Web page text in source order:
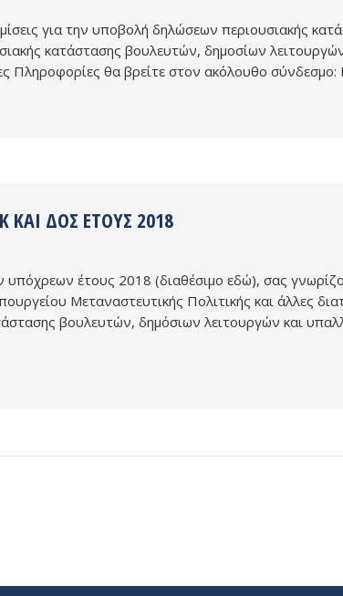
για την υποβολή δηλώσεων περιουσιακής
κατάστασης βουλευτών, δημοσίων
Πληροφορίες θα βρείτε στον ακόλουθο
ΚΑΙ ΔΟΣ ΈΤΟΥΣ 2018
έτους 2018 (διαθέσιμο εδώ), σας
Μεταναστευτικής Πολιτικής και άλλες
βουλευτών, δημόσιων λειτουργών και